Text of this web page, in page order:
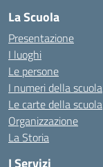
La Scuola
Presentazione
I luoghi
Le persone
I numeri della scuola
Le carte della scuola
Organizzazione
La Storia
I Servizi